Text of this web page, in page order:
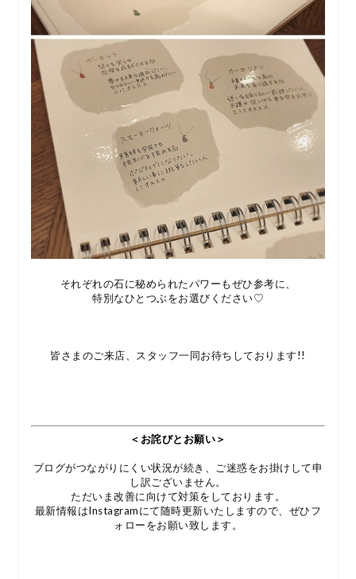
それぞれの石に秘められたパワーもぜひ参考に、
特別なひとつぶをお選びください♡
皆さまのご来店、スタッフ一同お待ちしております!!
＜お詫びとお願い＞
ブログがつながりにくい状況が続き、ご迷惑をお掛けして申
し訳ございません。
ただいま改善に向けて対策をしております。
最新情報はInstagramにて随時更新いたしますので、ぜひフ
ォローをお願い致します。